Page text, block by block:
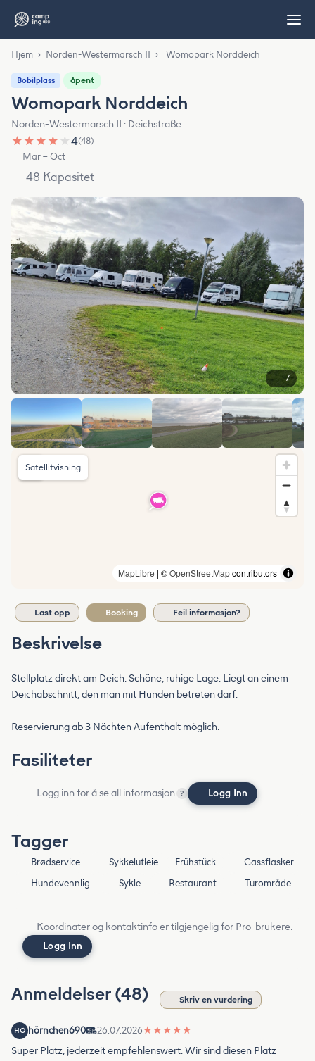
Hjem › Norden-Westermarsch II › Womopark Norddeich
Bobilplass åpent
Womopark Norddeich
Norden-Westermarsch II · Deichstraße
★ ★ ★ ★ ★4(48)
Mar – Oct
48 Kapasitet
7
MapLibre | ©OpenStreetMapcontributors
Satellitvisning
Last opp Booking Feil informasjon?
Beskrivelse
Stellplatz direkt am Deich. Schöne, ruhige Lage. Liegt an einem
Deichabschnitt, den man mit Hunden betreten darf.
Reservierung ab 3 Nächten Aufenthalt möglich.
Fasiliteter
Logg inn for å se all informasjon ? Logg Inn
Tagger
Brødservice Sykkelutleie Frühstück
Gassflasker
Hundevennlig
Sykle Restaurant Turområde
Koordinater og kontaktinfo er tilgjengelig for Pro-brukere.
Logg Inn
Anmeldelser (48) Skriv en vurdering
HÖ hörnchen690 26.07.2026★ ★ ★ ★ ★
Super Platz, jederzeit empfehlenswert. Wir sind diesen Platz